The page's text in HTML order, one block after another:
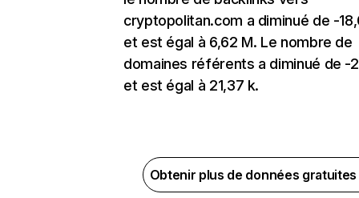
cryptopolitan.com a diminué de -
et est égal à 6,62 M. Le nombre de
domaines référents a diminué de -
et est égal à 21,37 k.
Obtenir plus de données